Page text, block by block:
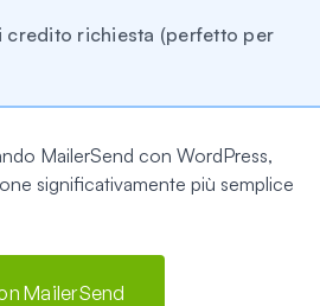
credito richiesta (perfetto per
MailerSend con WordPress,
significativamente più semplice
MailerSend